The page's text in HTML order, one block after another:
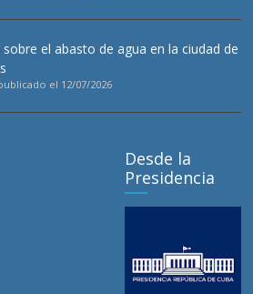
sobre el abasto de agua en la ciudad de
el 12/07/2026
Desde la
Presidencia